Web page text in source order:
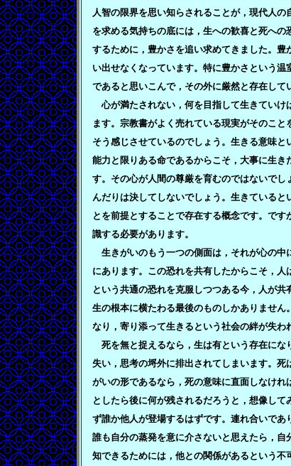
人智の限界を思い知らされることが，現代人
を求める気持ちの底には，生への歓喜と死へ
するために，豊かさを追い求めてきました。
い出せなくなっています。特に豊かさという
であると思いこんで，その外に厳然と存在して
心が満たされない，何を目指して生きていけ
ます。宗教書がよく売れている現実がそのこ
そう感じさせているのでしょう。生きる意味
能力と限りある命であるからこそ，大事に生
す。その心が人間の尊厳を育むのではないで
んだりは決してしないでしょう。生きている
とを前提とすることで存在する概念です。で
識する必要があります。
生きがいのもう一つの側面は，それが心の中
にあります。この恐れを共有したからこそ，
という共通の恐れを克服しつつある今，人が
生の根本に横たわる最後のものしかありませ
なり，寄り添って生きるという社会の絆が失わ
死を無と捉えるなら，生は有という存在にな
失い，思考の埒外に排出されてしまいます。
がいの形であるなら，死の意味に直面しなけ
としたら後に何が残されるだろうと，想像し
ず誰か他人が登場するはずです。連れ合いで
誰も自分の蒸発を意に介さないと思えたら，
知できるためには，他との関係があるという